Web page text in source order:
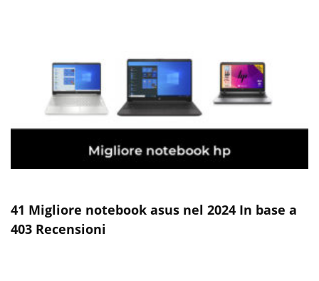
41 Migliore notebook asus nel 2024 In base a
403 Recensioni